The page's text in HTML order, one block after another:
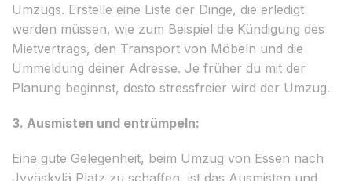
Umzugs. Erstelle eine Liste der Dinge, die erledigt
werden müssen, wie zum Beispiel die Kündigung des
Mietvertrags, den Transport von Möbeln und die
Ummeldung deiner Adresse. Je früher du mit der
Planung beginnst, desto stressfreier wird der Umzug.
3. Ausmisten und entrümpeln:
Eine gute Gelegenheit, beim Umzug von Essen nach
Jyväskylä Platz zu schaffen, ist das Ausmisten und